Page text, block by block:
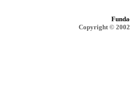
Copyright ©